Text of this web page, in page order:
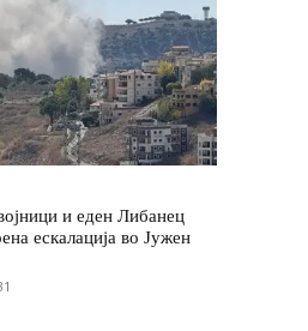
и еден Либанец
ескалација во Јужен